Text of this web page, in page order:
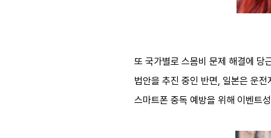
또 국가별로 스몸비 문제 해결에 당
법안을 추진 중인 반면, 일본은 운
스마트폰 중독 예방을 위해 이벤트